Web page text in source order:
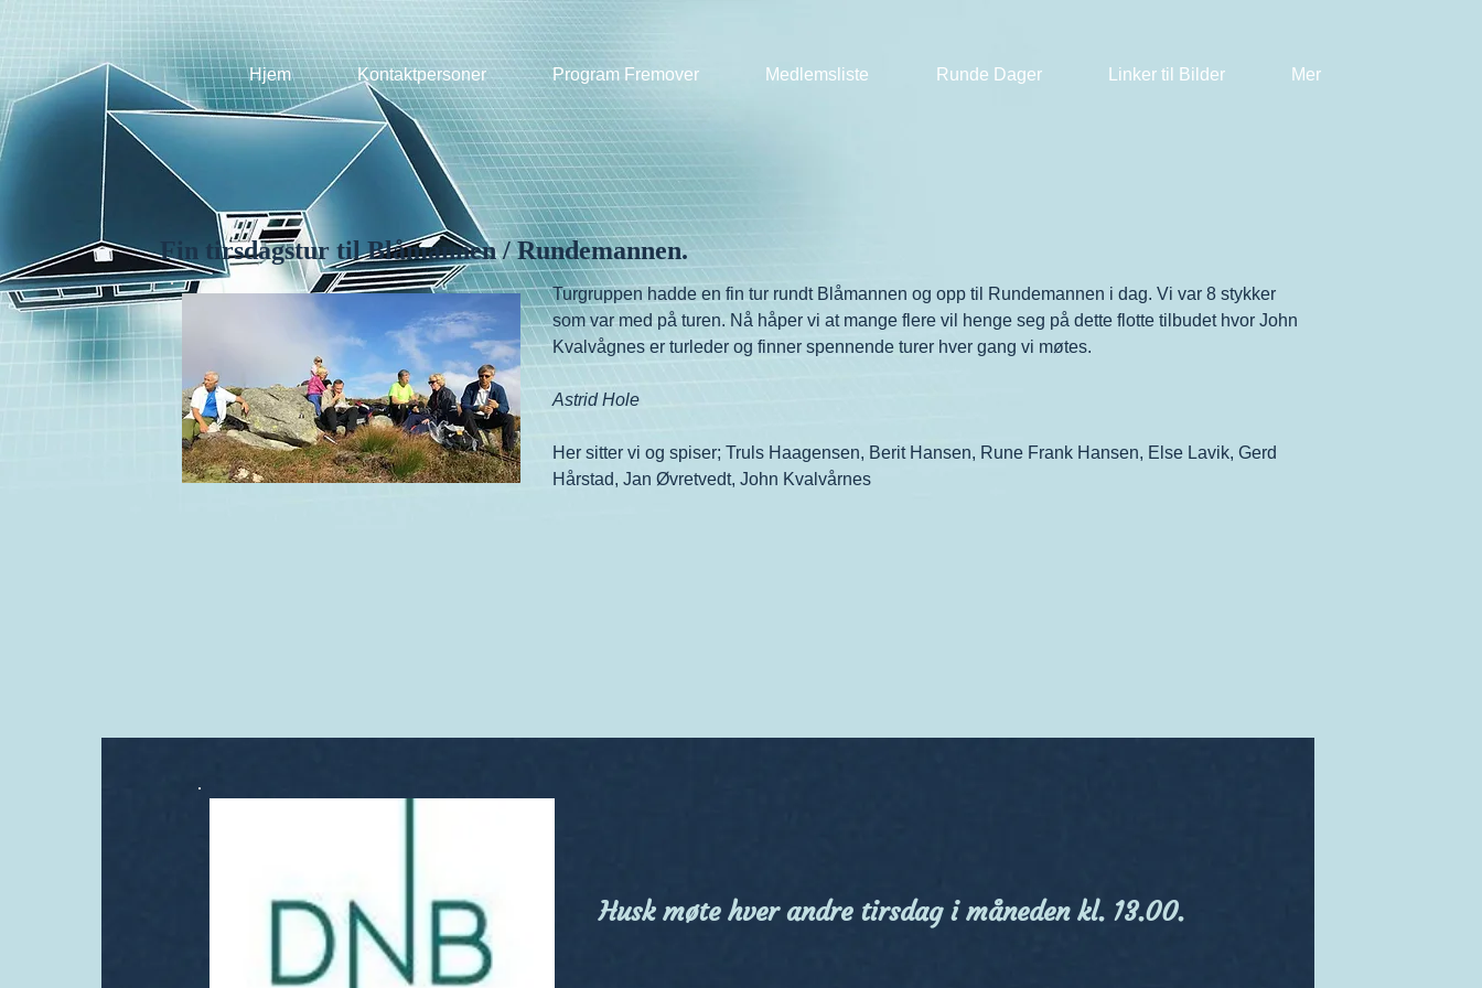
Hjem Kontaktpersoner Program Fremover Medlemsliste Runde Dager Linker til Bilder Mer
Fin tirsdagstur til Blåmannen / Rundemannen.
Turgruppen hadde en fin tur rundt Blåmannen og opp til Rundemannen i dag. Vi var 8 stykker
som var med på turen. Nå håper vi at mange flere vil henge seg på dette flotte tilbudet hvor John
Kvalvågnes er turleder og finner spennende turer hver gang vi møtes.
Astrid Hole
Her sitter vi og spiser; Truls Haagensen, Berit Hansen, Rune Frank Hansen, Else Lavik, Gerd
Hårstad, Jan Øvretvedt, John Kvalvårnes
Husk møte hver andre tirsdag i måneden kl. 13.00.